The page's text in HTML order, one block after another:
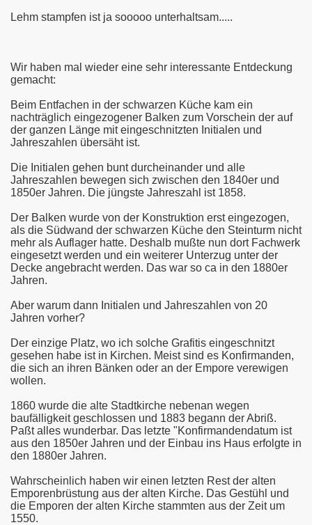
Lehm stampfen ist ja sooooo unterhaltsam.....
Wir haben mal wieder eine sehr interessante Entdeckung
gemacht:
Beim Entfachen in der schwarzen Küche kam ein
nachträglich eingezogener Balken zum Vorschein der auf
der ganzen Länge mit eingeschnitzten Initialen und
Jahreszahlen übersäht ist.
Die Initialen gehen bunt durcheinander und alle
Jahreszahlen bewegen sich zwischen den 1840er und
1850er Jahren. Die jüngste Jahreszahl ist 1858.
Der Balken wurde von der Konstruktion erst eingezogen,
als die Südwand der schwarzen Küche den Steinturm nicht
mehr als Auflager hatte. Deshalb mußte nun dort Fachwerk
eingesetzt werden und ein weiterer Unterzug unter der
Decke angebracht werden. Das war so ca in den 1880er
Jahren.
Aber warum dann Initialen und Jahreszahlen von 20
Jahren vorher?
Der einzige Platz, wo ich solche Grafitis eingeschnitzt
gesehen habe ist in Kirchen. Meist sind es Konfirmanden,
die sich an ihren Bänken oder an der Empore verewigen
wollen.
1860 wurde die alte Stadtkirche nebenan wegen
baufälligkeit geschlossen und 1883 begann der Abriß.
Paßt alles wunderbar. Das letzte "Konfirmandendatum ist
aus den 1850er Jahren und der Einbau ins Haus erfolgte in
den 1880er Jahren.
Wahrscheinlich haben wir einen letzten Rest der alten
Emporenbrüstung aus der alten Kirche. Das Gestühl und
die Emporen der alten Kirche stammten aus der Zeit um
1550.